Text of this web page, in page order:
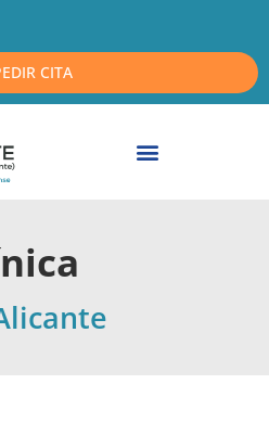
CITA